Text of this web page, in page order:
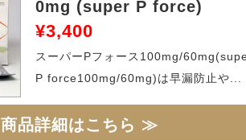
0mg (super P force)
¥3,400
スーパーPフォース100mg/
P force100mg/60mg)は早漏防止や...
商品詳細はこちら ≫